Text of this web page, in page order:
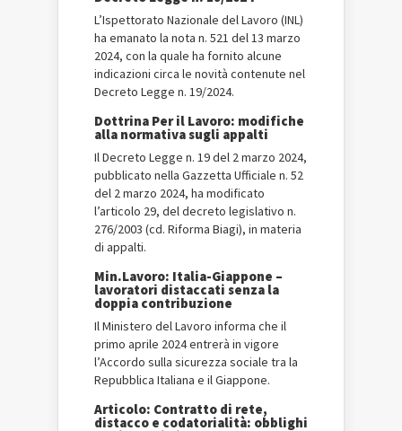
L’Ispettorato Nazionale del Lavoro (INL)
ha emanato la nota n. 521 del 13 marzo
2024, con la quale ha fornito alcune
indicazioni circa le novità contenute nel
Decreto Legge n. 19/2024.
Dottrina Per il Lavoro: modifiche
alla normativa sugli appalti
Il Decreto Legge n. 19 del 2 marzo 2024,
pubblicato nella Gazzetta Ufficiale n. 52
del 2 marzo 2024, ha modificato
l’articolo 29, del decreto legislativo n.
276/2003 (cd. Riforma Biagi), in materia
di appalti.
Min.Lavoro: Italia-Giappone –
lavoratori distaccati senza la
doppia contribuzione
Il Ministero del Lavoro informa che il
primo aprile 2024 entrerà in vigore
l’Accordo sulla sicurezza sociale tra la
Repubblica Italiana e il Giappone.
Articolo: Contratto di rete,
distacco e codatorialità: obblighi